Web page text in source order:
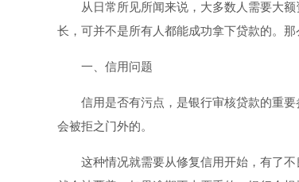
从日常所见所闻来说，大多数人需要大
长，可并不是所有人都能成功拿下贷款的。
一、信用问题
信用是否有污点，是银行审核贷款的重
会被拒之门外的。
这种情况就需要从修复信用开始，有了